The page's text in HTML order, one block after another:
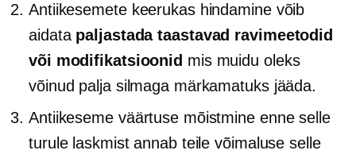
Antiikesemete keerukas hindamine võib
aidata paljastada taastavad ravimeetodid
või modifikatsioonid mis muidu oleks
võinud palja silmaga märkamatuks jääda.
Antiikeseme väärtuse mõistmine enne selle
turule laskmist annab teile võimaluse selle